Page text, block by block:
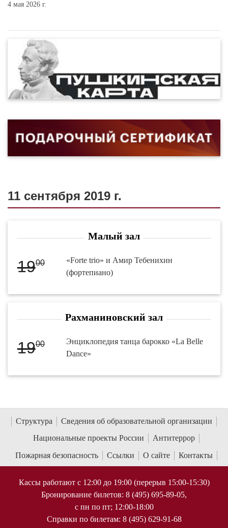
4 мая 2026 г.
11 сентября 2019 г.
Малый зал
1900
«Forte trio» и Амир Тебенихин
(фортепиано)
Рахманиновский зал
1900
Энциклопедия танца барокко «La Belle
Dance»
Структура
Сведения об образовательной организации
Национальные проекты России
Антитеррор
Пожарная безопасность
Ссылки О сайте Контакты
Кассы работают с 12:00 до 19:00 (перерыв 15:00-15:30)
Бронирование билетов: 8 (495) 695-89-05,
с пн по пт; 12:00-18:00
Справки по билетам: 8 (495) 629-91-68